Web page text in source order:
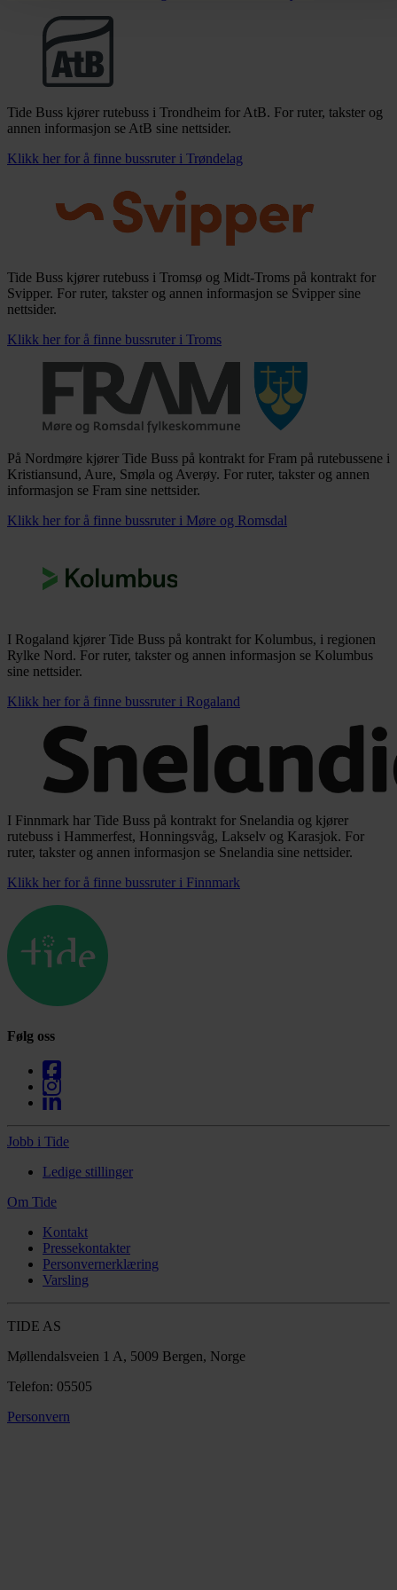
Tide Buss kjører rutebuss i Trondheim for AtB. For ruter, takster og
annen informasjon se AtB sine nettsider.
Klikk her for å finne bussruter i Trøndelag
Tide Buss kjører rutebuss i Tromsø og Midt-Troms på kontrakt for
Svipper. For ruter, takster og annen informasjon se Svipper sine
nettsider.
Klikk her for å finne bussruter i Troms
På Nordmøre kjører Tide Buss på kontrakt for Fram på rutebussene i
Kristiansund, Aure, Smøla og Averøy. For ruter, takster og annen
informasjon se Fram sine nettsider.
Klikk her for å finne bussruter i Møre og Romsdal
I Rogaland kjører Tide Buss på kontrakt for Kolumbus, i regionen
Rylke Nord. For ruter, takster og annen informasjon se Kolumbus
sine nettsider.
Klikk her for å finne bussruter i Rogaland
I Finnmark har Tide Buss på kontrakt for Snelandia og kjører
rutebuss i Hammerfest, Honningsvåg, Lakselv og Karasjok. For
ruter, takster og annen informasjon se Snelandia sine nettsider.
Klikk her for å finne bussruter i Finnmark
Følg oss
Jobb i Tide
Ledige stillinger
Om Tide
Kontakt
Pressekontakter
Personvernerklæring
Varsling
TIDE AS
Møllendalsveien 1 A, 5009 Bergen, Norge
Telefon: 05505
Personvern